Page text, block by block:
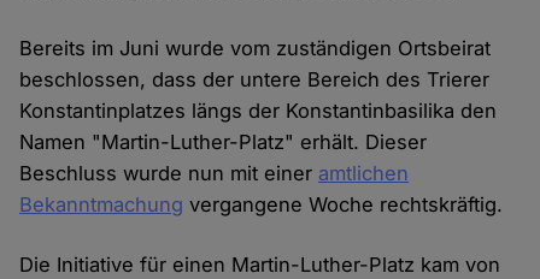
Bereits im Juni wurde vom zuständigen Ortsbeirat
beschlossen, dass der untere Bereich des Trierer
Konstantinplatzes längs der Konstantinbasilika den
Namen "Martin-Luther-Platz" erhält. Dieser
Beschluss wurde nun mit einer amtlichen
Bekanntmachung vergangene Woche rechtskräftig.
Die Initiative für einen Martin-Luther-Platz kam von